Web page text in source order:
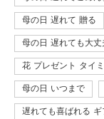
母の日 遅れて 贈る
母の日 遅れても大丈
花 プレゼント タイ
母の日 いつまで
遅れても喜ばれる ギ